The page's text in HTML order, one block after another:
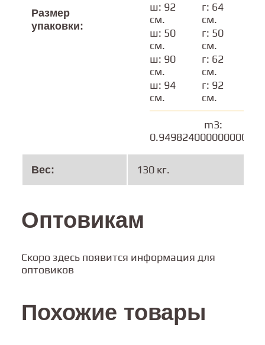
Размер
упаковки:
ш: 92
см.
г: 64
см.
ш: 50
см.
г: 50
см.
ш: 90
см.
г: 62
см.
ш: 94
см.
г: 92
см.
m3:
Вес: 130 кг.
Оптовикам
Скоро здесь появится информация для
оптовиков
Похожие товары